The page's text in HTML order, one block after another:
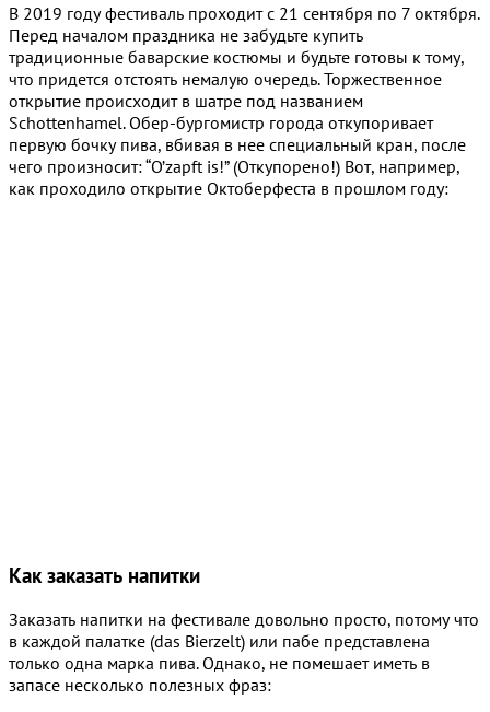
В 2019 году фестиваль проходит с 21 сентября по 7 октября.
Перед началом праздника не забудьте купить
традиционные баварские костюмы и будьте готовы к тому,
что придется отстоять немалую очередь. Торжественное
открытие происходит в шатре под названием
Schottenhamel. Обер-бургомистр города откупоривает
первую бочку пива, вбивая в нее специальный кран, после
чего произносит: “O’zapft is!” (Откупорено!) Вот, например,
как проходило открытие Октоберфеста в прошлом году:
Как заказать напитки
Заказать напитки на фестивале довольно просто, потому что
в каждой палатке (das Bierzelt) или пабе представлена
только одна марка пива. Однако, не помешает иметь в
запасе несколько полезных фраз: